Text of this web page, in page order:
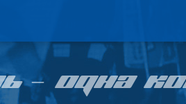
– ОДНА